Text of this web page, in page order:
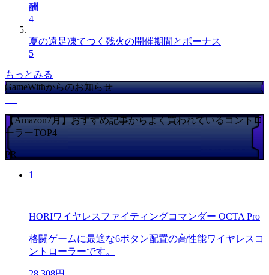
酬
4
夏の遠足凍てつく残火の開催期間とボーナス
5
もっとみる
GameWithからのお知らせ
【Amazon7月】おすすめ記事からよく買われているコントロ
ーラーTOP4
PR
1
HORIワイヤレスファイティングコマンダー OCTA Pro
格闘ゲームに最適な6ボタン配置の高性能ワイヤレスコ
ントローラーです。